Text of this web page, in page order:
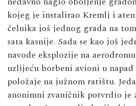
kojeg je instalirao Kremlj i
čelnika još jednog grada na
sata kasnije. Sada se kao još
navode eksplozije na
uzlijeću borbeni avioni u
položaje na južnom ratištu.
anonimni zvaničnik potvrdio je